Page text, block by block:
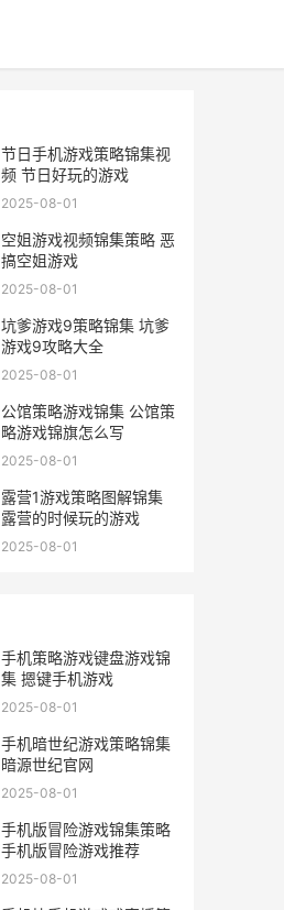
节日手机游戏策略锦集视
频 节日好玩的游戏
2025-08-01
空姐游戏视频锦集策略 恶
搞空姐游戏
2025-08-01
坑爹游戏9策略锦集 坑爹
游戏9攻略大全
2025-08-01
公馆策略游戏锦集 公馆策
略游戏锦旗怎么写
2025-08-01
露营1游戏策略图解锦集
露营的时候玩的游戏
2025-08-01
手机策略游戏键盘游戏锦
集 摁键手机游戏
2025-08-01
手机暗世纪游戏策略锦集
暗源世纪官网
2025-08-01
手机版冒险游戏锦集策略
手机版冒险游戏推荐
2025-08-01